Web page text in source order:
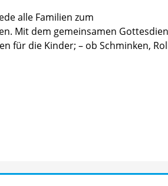
alle Familien zum
Mit dem gemeinsamen
für die Kinder; – ob Schminken,